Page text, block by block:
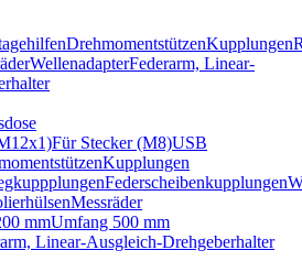
DrehmomentstützenKupplungen
WellenadapterFederarm, Linear-
Für Stecker (M8)USB
Kupplungen
Federscheibenkupplungen
Messräder
mmUmfang 500 mm
Linear-Ausgleich-Drehgeberhalter